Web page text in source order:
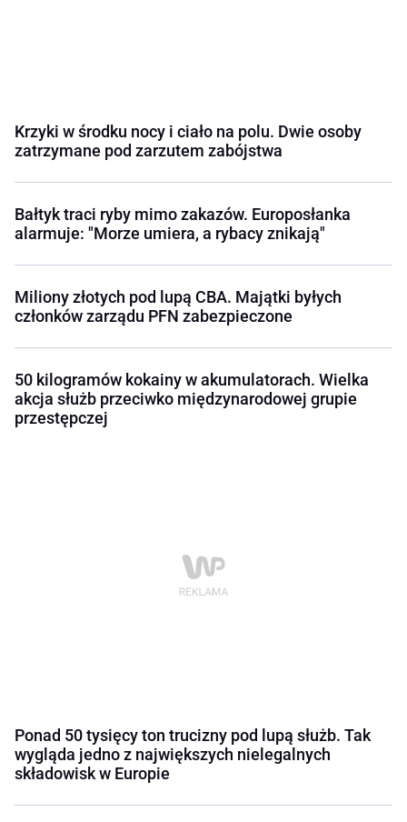
Krzyki w środku nocy i ciało na polu. Dwie osoby
zatrzymane pod zarzutem zabójstwa
Bałtyk traci ryby mimo zakazów. Europosłanka
alarmuje: "Morze umiera, a rybacy znikają"
Miliony złotych pod lupą CBA. Majątki byłych
członków zarządu PFN zabezpieczone
50 kilogramów kokainy w akumulatorach. Wielka
akcja służb przeciwko międzynarodowej grupie
przestępczej
Ponad 50 tysięcy ton trucizny pod lupą służb. Tak
wygląda jedno z największych nielegalnych
składowisk w Europie